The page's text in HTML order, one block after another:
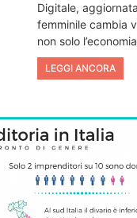
Digitale,
femminile cambia
non solo
LEGGI ANCORA